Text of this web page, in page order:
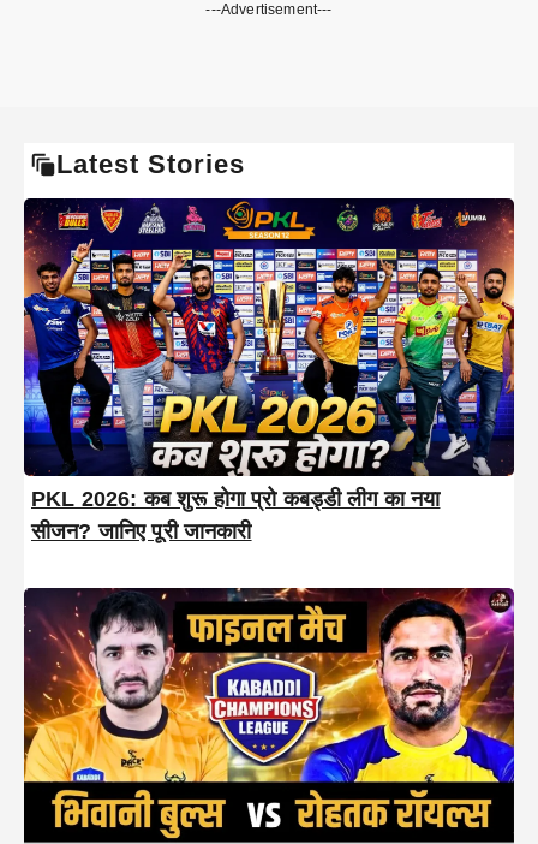
---Advertisement---
Latest Stories
PKL 2026: कब शुरू होगा प्रो कबड्डी लीग का नया
सीजन? जानिए पूरी जानकारी